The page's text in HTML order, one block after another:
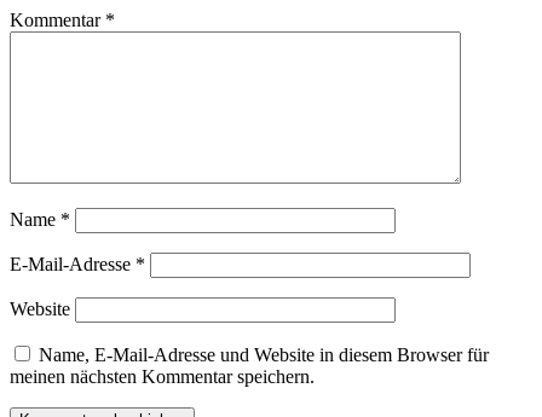
Kommentar *
Name *
E-Mail-Adresse *
Website
Name, E-Mail-Adresse und Website in diesem Browser für
meinen nächsten Kommentar speichern.